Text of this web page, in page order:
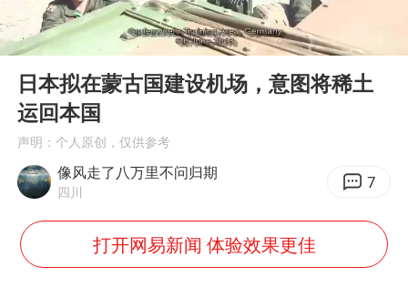
情侣平潭拍日出坠崖1死1伤
全民健身事业高质量发展
老挝国会主席赛宋蓬逝世
《欢迎来龙餐馆》口碑
茅台部分直营店飞天茅台提价
Play
00:00
日本拟在蒙古国建设机场，意图将稀土
运回本国
声明：个人原创，仅供参考
像风走了八万里不问归期
四川 7
打开网易新闻 体验效果更佳